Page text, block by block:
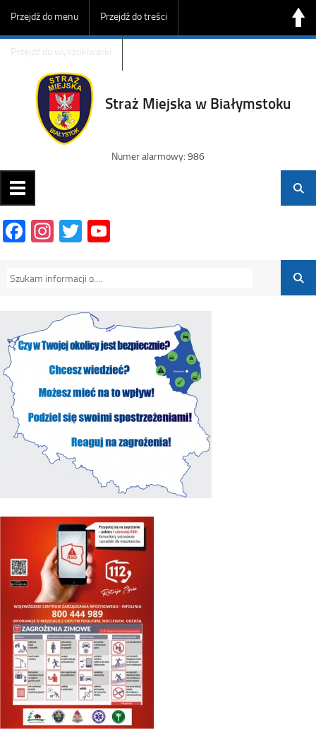
Przejdź do menu Przejdź do treści
Przejdź do wyszukiwarki
Straż Miejska w Białymstoku
Numer alarmowy: 986
Facebook
Instagram
Twitter